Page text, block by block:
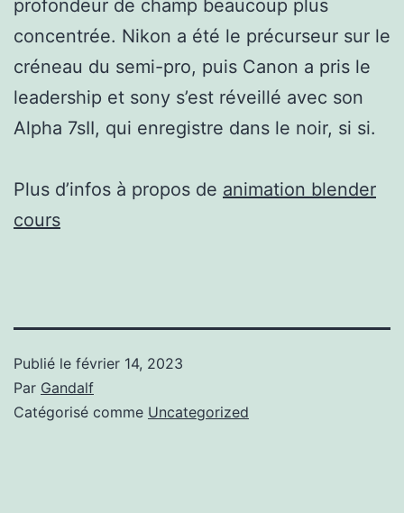
profondeur de champ beaucoup plus
concentrée. Nikon a été le précurseur sur le
créneau du semi-pro, puis Canon a pris le
leadership et sony s’est réveillé avec son
Alpha 7sII, qui enregistre dans le noir, si si.
Plus d’infos à propos de animation blender
cours
Publié le février 14, 2023
Par Gandalf
Catégorisé comme Uncategorized